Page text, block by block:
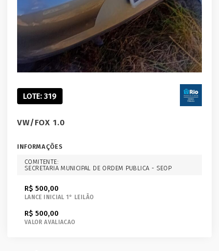
LOTE: 319
VW/FOX 1.0
INFORMAÇÕES
COMITENTE:
SECRETARIA MUNICIPAL DE ORDEM PUBLICA - SEOP
R$ 500,00
LANCE INICIAL 1° LEILÃO
R$ 500,00
VALOR AVALIACAO